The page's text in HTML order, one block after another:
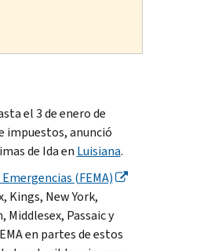
el 3 de enero de
impuestos, anunció
de Ida en Luisiana.
(FEMA)
Kings, New York,
Middlesex, Passaicy
en partes de estos